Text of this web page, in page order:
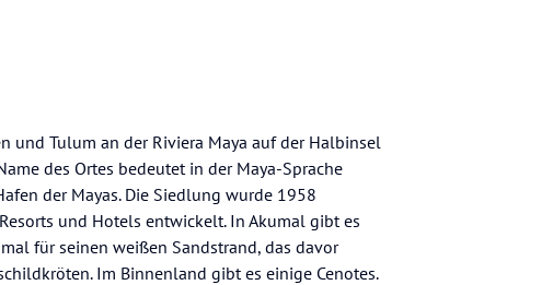
und Tulum an der Riviera Maya auf der Halbinsel
des Ortes bedeutet in der Maya-Sprache
der Mayas. Die Siedlung wurde 1958
und Hotels entwickelt. In Akumal gibt es
für seinen weißen Sandstrand, das davor
Im Binnenland gibt es einige Cenotes.